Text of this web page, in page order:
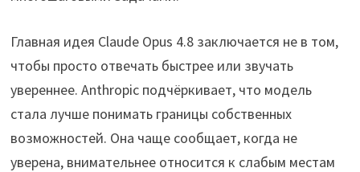
Главная идея Claude Opus 4.8 заключается не в том,
чтобы просто отвечать быстрее или звучать
увереннее. Anthropic подчёркивает, что модель
стала лучше понимать границы собственных
возможностей. Она чаще сообщает, когда не
уверена, внимательнее относится к слабым местам